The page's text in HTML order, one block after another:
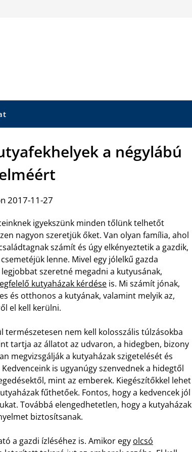
a négylábú
2017-11-27
igyekszünk minden tőlünk telhetőt
nagyon szeretjük őket. Van olyan família, ahol
számít és úgy elkényeztetik a gazdik,
lenne. Mivel egy jólelkű gazda
szeretné megadni a kutyusának,
kutyaházak kérdése is. Mi számít jónak,
és otthonos a kutyának, valamint melyik az,
el kell kerülni.
természetesen nem kell kolosszális túlzásokba
tartja az állatot az udvaron, a hidegben, bizony
megvizsgálják a kutyaházak szigetelését és
is ugyanúgy szenvednek a hidegtől
mint az emberek. Kiegészítőkkel lehet
fűthetőek. Fontos, hogy a kedvencek jól
Továbbá elengedhetetlen, hogy a kutyaházak
biztosítsanak.
a gazdi ízléséhez is. Amikor egy olcsó